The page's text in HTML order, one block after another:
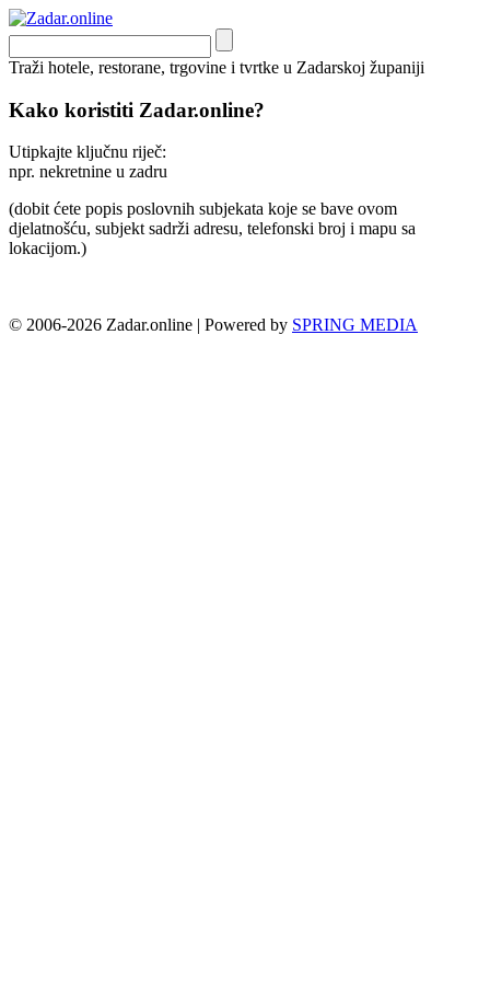
Traži hotele, restorane, trgovine i tvrtke u Zadarskoj županiji
Kako koristiti Zadar.online?
Utipkajte ključnu riječ:
npr. nekretnine u zadru
(dobit ćete popis poslovnih subjekata koje se bave ovom
djelatnošću, subjekt sadrži adresu, telefonski broj i mapu sa
lokacijom.)
© 2006-2026 Zadar.online | Powered by SPRING MEDIA